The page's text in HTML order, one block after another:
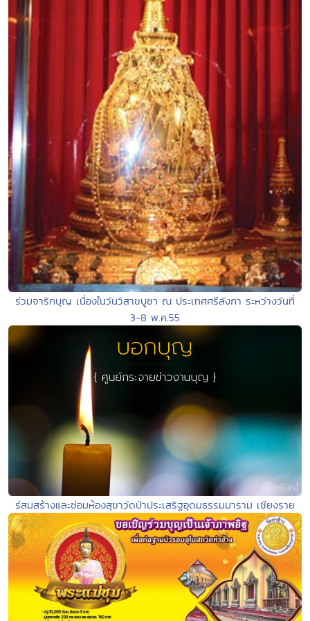
ร่วมจาริกบุญ เนื่องในวันวิสาขบูชา ณ ประเทศศรีลังกา ระหว่างวันที่
3-8 พ.ค.55
ร่สมสร้างและซ่อมห้องสุขาวัดป่าประเสริฐอุดมธรรมมาราม เชียงราย